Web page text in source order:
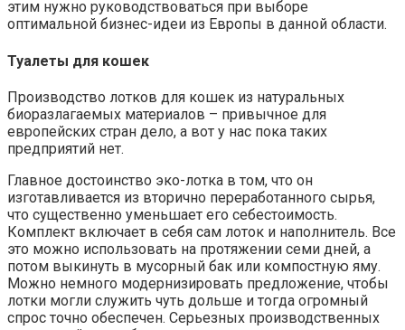
этим нужно руководствоваться при выборе
оптимальной бизнес-идеи из Европы в данной области.
Туалеты для кошек
Производство лотков для кошек из натуральных
биоразлагаемых материалов – привычное для
европейских стран дело, а вот у нас пока таких
предприятий нет.
Главное достоинство эко-лотка в том, что он
изготавливается из вторично переработанного сырья,
что существенно уменьшает его себестоимость.
Комплект включает в себя сам лоток и наполнитель. Все
это можно использовать на протяжении семи дней, а
потом выкинуть в мусорный бак или компостную яму.
Можно немного модернизировать предложение, чтобы
лотки могли служить чуть дольше и тогда огромный
спрос точно обеспечен. Серьезных производственных